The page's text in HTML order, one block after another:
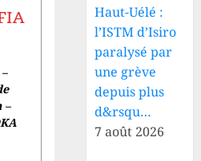
–
Haut-Uélé :
l’ISTM d’Isiro
paralysé par
une grève
depuis plus
d&rsqu…
7 août 2026